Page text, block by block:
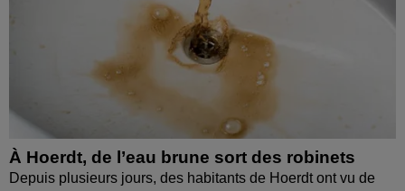
À Hoerdt, de l’eau brune sort des robinets
Depuis plusieurs jours, des habitants de Hoerdt ont vu de